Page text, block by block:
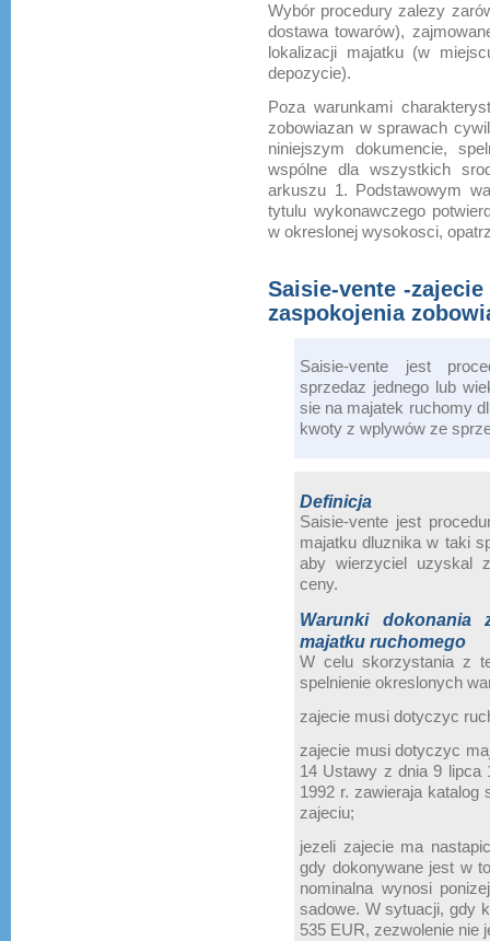
Wybór procedury zalezy
dostawa towarów),
lokalizacji majatku (w
depozycie).
Poza warunkami
zobowiazan w sprawach
niniejszym dokumencie,
wspólne dla wszystkich
arkuszu 1. Podstawowym
tytulu wykonawczego
w okreslonej wysokosci,
Saisie-vente -
zaspokojenia
Saisie-vente jest
sprzedaz jednego lub
sie na majatek ruchomy
kwoty z wplywów ze
Definicja
Saisie-vente jest
majatku dluznika w taki
aby wierzyciel uzyskal
ceny.
Warunki dokonania
majatku ruchomego
W celu skorzystania z
spelnienie okreslonych
zajecie musi dotyczyc
zajecie musi dotyczyc
14 Ustawy z dnia 9 lipca
1992 r. zawieraja katalog
zajeciu;
jezeli zajecie ma
gdy dokonywane jest w
nominalna wynosi
sadowe. W sytuacji, gdy
535 EUR, zezwolenie nie